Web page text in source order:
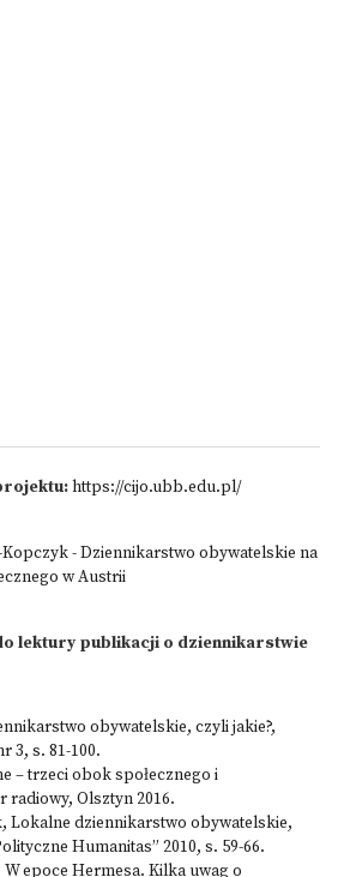
https://cijo.ubb.edu.pl/
- Dziennikarstwo obywatelskie na
w Austrii
lektury publikacji o dziennikarstwie
obywatelskie, czyli jakie?,
3, s. 81-100.
– trzeci obok społecznego i
radiowy, Olsztyn2016.
Lokalne dziennikarstwo obywatelskie,
Humanitas” 2010, s. 59-66.
epoce Hermesa. Kilka uwag o